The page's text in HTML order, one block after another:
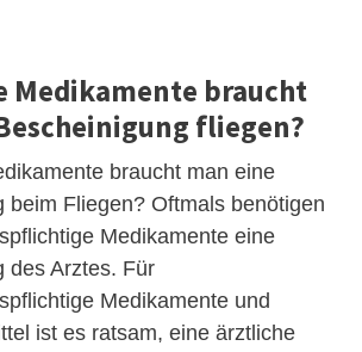
Medikamente braucht
fliegen?
braucht man eine
beim Fliegen? Oftmals benötigen
Medikamente eine
des Arztes. Für
Medikamente und
ist es ratsam, eine ärztliche